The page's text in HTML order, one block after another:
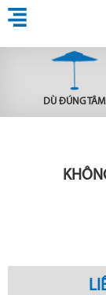
DÙ ĐÚNG TÂM